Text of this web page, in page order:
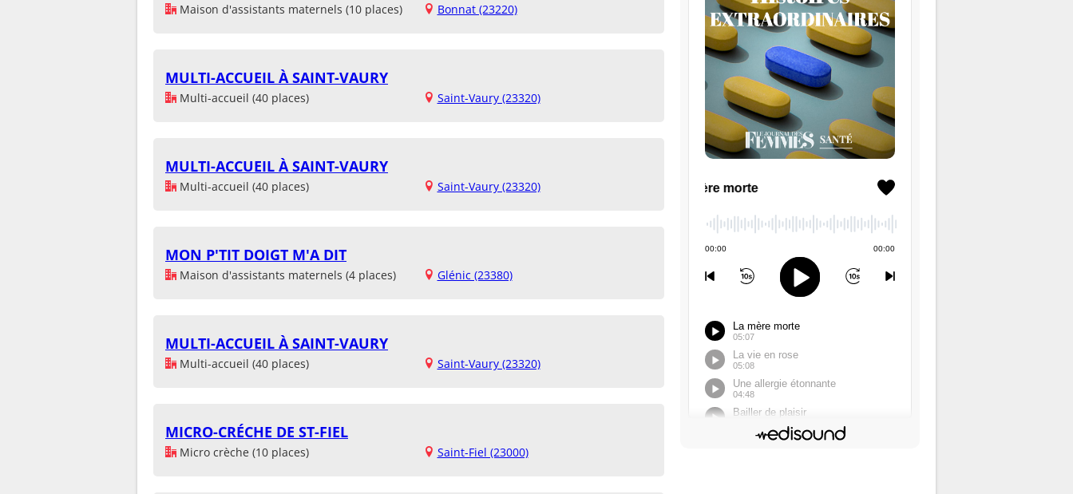
Maison d'assistants maternels (10 places) Bonnat (23220)
MULTI-ACCUEIL À SAINT-VAURY
Multi-accueil (40 places) Saint-Vaury (23320)
MULTI-ACCUEIL À SAINT-VAURY
Multi-accueil (40 places) Saint-Vaury (23320)
MON P'TIT DOIGT M'A DIT
Maison d'assistants maternels (4 places) Glénic (23380)
MULTI-ACCUEIL À SAINT-VAURY
Multi-accueil (40 places) Saint-Vaury (23320)
MICRO-CRÉCHE DE ST-FIEL
Micro crèche (10 places) Saint-Fiel (23000)